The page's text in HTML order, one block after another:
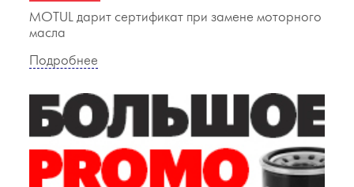
MOTUL дарит сертификат при замене моторного
масла
Подробнее